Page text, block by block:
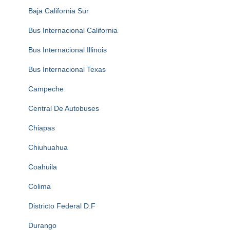
Baja California Sur
Bus Internacional California
Bus Internacional Illinois
Bus Internacional Texas
Campeche
Central De Autobuses
Chiapas
Chiuhuahua
Coahuila
Colima
Districto Federal D.F
Durango